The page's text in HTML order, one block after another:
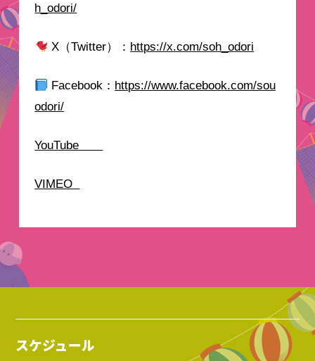
h_odori/
X（Twitter）： https://x.com/soh_odori
Facebook： https://www.facebook.com/sou
odori/
YouTube
VIMEO
スケジュール